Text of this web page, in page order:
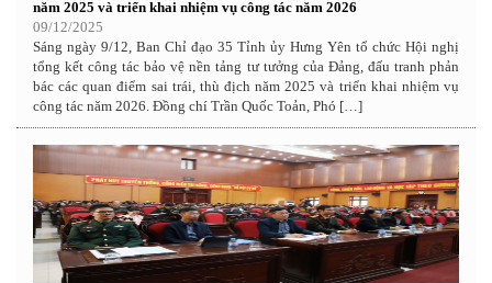
năm 2025 và triển khai nhiệm vụ công tác năm 2026
09/12/2025
Sáng ngày 9/12, Ban Chỉ đạo 35 Tỉnh ủy Hưng Yên tổ chức Hội nghị
tổng kết công tác bảo vệ nền tảng tư tưởng của Đảng, đấu tranh phản
bác các quan điểm sai trái, thù địch năm 2025 và triển khai nhiệm vụ
công tác năm 2026. Đồng chí Trần Quốc Toản, Phó […]